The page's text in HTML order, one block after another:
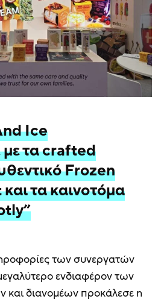
Ice
τα crafted
Frozen
τα καινοτόμα
των συνεργατών
ενδιαφέρον των
και διανομέων προκάλεσε η